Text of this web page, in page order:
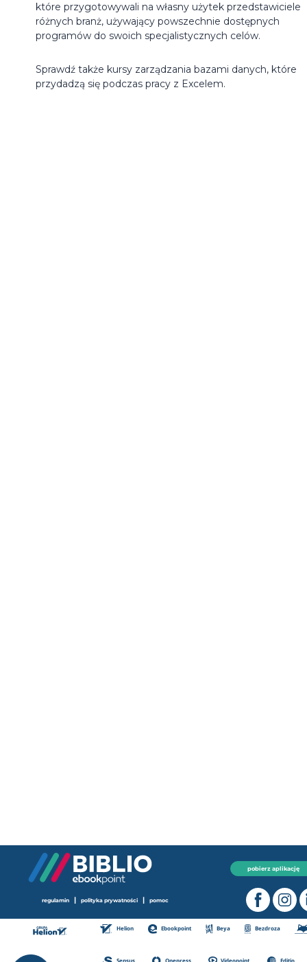
które przygotowywali na własny użytek przedstawiciele
różnych branż, używający powszechnie dostępnych
programów do swoich specjalistycznych celów.
Sprawdź także kursy zarządzania bazami danych, które
przydadzą się podczas pracy z Excelem.
pobierz aplikację
regulamin | polityka prywatności | pomoc
Helion Ebookpoint Beya Bezdroza
Sensus Onepress Videopoint Editio